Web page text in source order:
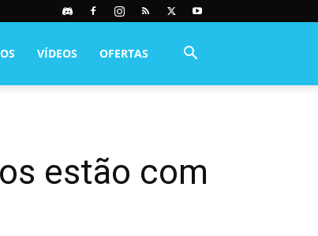
VÍDEOS OFERTAS
estão com